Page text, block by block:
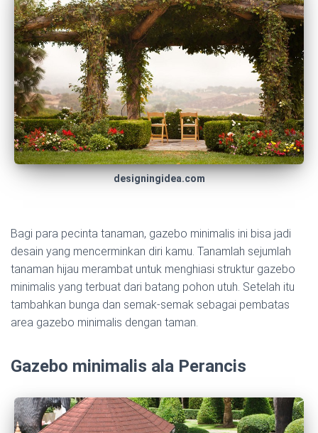
designingidea.com
Bagi para pecinta tanaman, gazebo minimalis ini bisa jadi
desain yang mencerminkan diri kamu. Tanamlah sejumlah
tanaman hijau merambat untuk menghiasi struktur gazebo
minimalis yang terbuat dari batang pohon utuh. Setelah itu
tambahkan bunga dan semak-semak sebagai pembatas
area gazebo minimalis dengan taman.
Gazebo minimalis ala Perancis